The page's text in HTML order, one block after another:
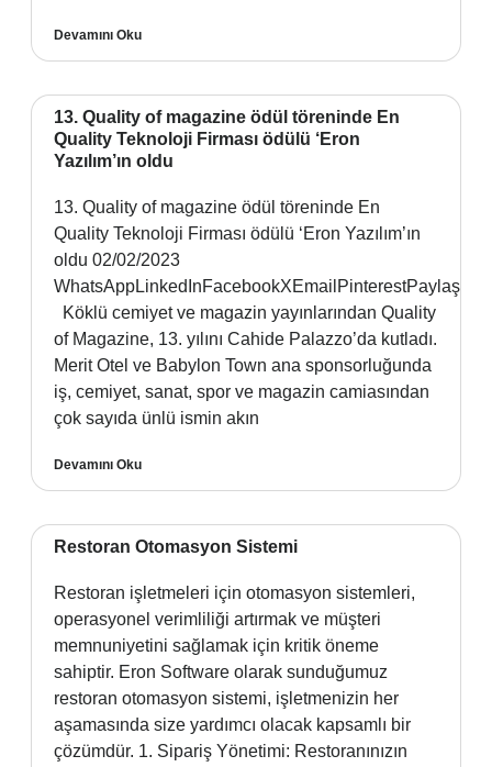
Devamını Oku
13. Quality of magazine ödül töreninde En
Quality Teknoloji Firması ödülü ‘Eron
Yazılım’ın oldu
13. Quality of magazine ödül töreninde En
Quality Teknoloji Firması ödülü ‘Eron Yazılım’ın
oldu 02/02/2023
WhatsAppLinkedInFacebookXEmailPinterestPaylaş
Köklü cemiyet ve magazin yayınlarından Quality
of Magazine, 13. yılını Cahide Palazzo’da kutladı.
Merit Otel ve Babylon Town ana sponsorluğunda
iş, cemiyet, sanat, spor ve magazin camiasından
çok sayıda ünlü ismin akın
Devamını Oku
Restoran Otomasyon Sistemi
Restoran işletmeleri için otomasyon sistemleri,
operasyonel verimliliği artırmak ve müşteri
memnuniyetini sağlamak için kritik öneme
sahiptir. Eron Software olarak sunduğumuz
restoran otomasyon sistemi, işletmenizin her
aşamasında size yardımcı olacak kapsamlı bir
çözümdür. 1. Sipariş Yönetimi: Restoranınızın